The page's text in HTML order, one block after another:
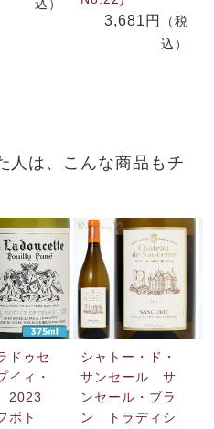
込）
3,681円
（税
込）
人は、こんな商品もチ
ドゥセ
ィ・
2023
ボト
シャトー・ド・
サンセール サ
ンセール・ブラ
ン トラディシ